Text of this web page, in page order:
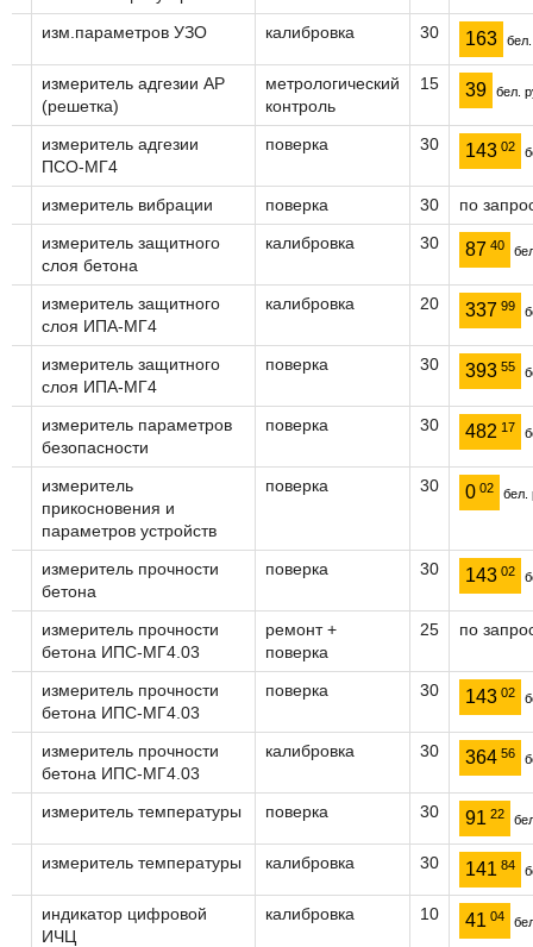
изм.параметров УЗО
калибровка 30 163
измеритель адгезии АР
(решетка)
метрологический
контроль
15 39 бел.
измеритель адгезии
ПСО-МГ4
поверка 30 143 02
измеритель вибрации поверка 30
по
измеритель защитного
слоя бетона
калибровка 30 87 40
измеритель защитного
слоя ИПА-МГ4
калибровка 20 337 99
измеритель защитного
слоя ИПА-МГ4
поверка 30 393 55
измеритель параметров
безопасности
поверка 30 482 17
измеритель
прикосновения и
параметров устройств
поверка 30 0 02 бел.
измеритель прочности
бетона
поверка 30 143 02
измеритель прочности
бетона ИПС-МГ4.03
ремонт +
поверка
25 по
измеритель прочности
бетона ИПС-МГ4.03
поверка 30 143 02
измеритель прочности
бетона ИПС-МГ4.03
калибровка 30 364 56
измеритель температуры поверка 30 91 22
измеритель температуры калибровка 30 141 84
индикатор цифровой
ИЧЦ
калибровка 10 41 04